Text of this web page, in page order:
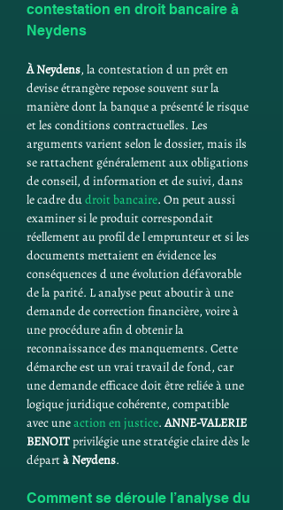
contestation en droit bancaire à
Neydens
À Neydens, la contestation d un prêt en
devise étrangère repose souvent sur la
manière dont la banque a présenté le risque
et les conditions contractuelles. Les
arguments varient selon le dossier, mais ils
se rattachent généralement aux obligations
de conseil, d information et de suivi, dans
le cadre du droit bancaire. On peut aussi
examiner si le produit correspondait
réellement au profil de l emprunteur et si les
documents mettaient en évidence les
conséquences d une évolution défavorable
de la parité. L analyse peut aboutir à une
demande de correction financière, voire à
une procédure afin d obtenir la
reconnaissance des manquements. Cette
démarche est un vrai travail de fond, car
une demande efficace doit être reliée à une
logique juridique cohérente, compatible
avec une action en justice. ANNE-VALERIE
BENOIT privilégie une stratégie claire dès le
départ à Neydens.
Comment se déroule l’analyse du